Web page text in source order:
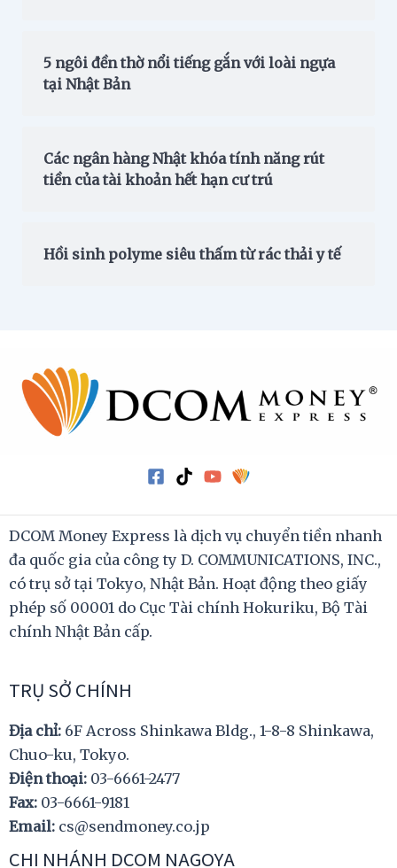
5 ngôi đền thờ nổi tiếng gắn với loài ngựa
tại Nhật Bản
Các ngân hàng Nhật khóa tính năng rút
tiền của tài khoản hết hạn cư trú
Hồi sinh polyme siêu thấm từ rác thải y tế
DCOM Money Express là dịch vụ chuyển tiền nhanh
đa quốc gia của công ty D. COMMUNICATIONS, INC.,
có trụ sở tại Tokyo, Nhật Bản. Hoạt động theo giấy
phép số 00001 do Cục Tài chính Hokuriku, Bộ Tài
chính Nhật Bản cấp.
TRỤ SỞ CHÍNH
Địa chỉ: 6F Across Shinkawa Bldg., 1-8-8 Shinkawa,
Chuo-ku, Tokyo.
Điện thoại: 03-6661-2477
Fax: 03-6661-9181
Email: cs@sendmoney.co.jp
CHI NHÁNH DCOM NAGOYA